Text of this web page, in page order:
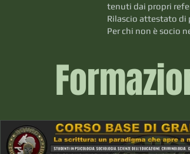
tenuti dai propri
Rilascio attestato di
Per chi non è socio